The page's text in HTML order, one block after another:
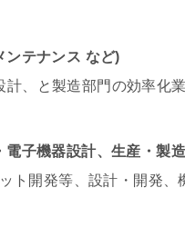
ンテナンス など)
、と製造部門の効率化
子機器設計、生産・製
ト開発等、設計・開発